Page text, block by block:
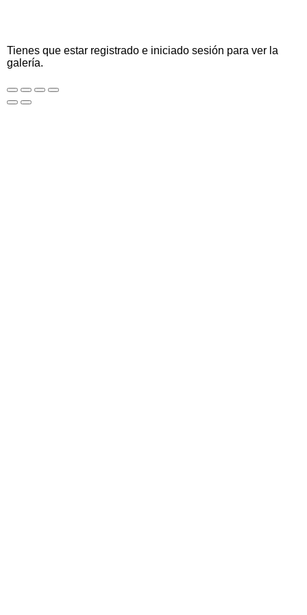
Tienes que estar registrado e iniciado sesión para ver la
galería.